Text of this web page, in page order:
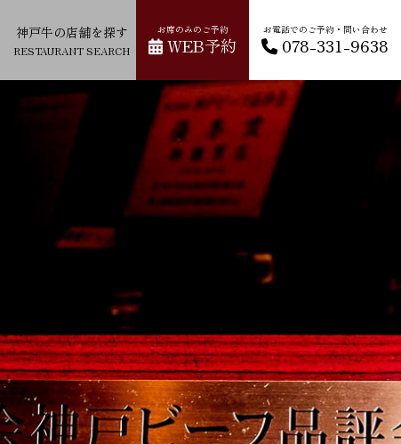
神戸牛の店舗を探す
RESTAURANT SEARCH
お席のみのご予約
WEB予約
お電話でのご予約・問い合わせ
078-331-9638